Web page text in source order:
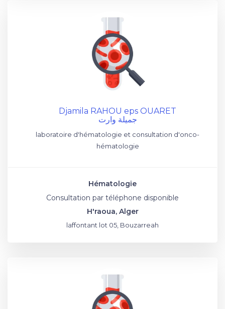
Djamila RAHOU eps OUARET
جميلة وارت
laboratoire d'hématologie et consultation d'onco-
hématologie
Hématologie
Consultation par téléphone disponible
H'raoua, Alger
laffontant lot 05, Bouzarreah